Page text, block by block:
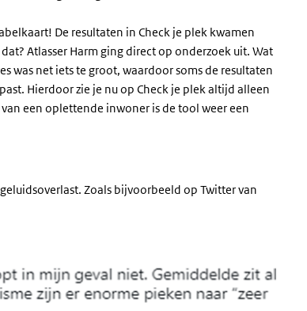
De resultaten in Check je plek kwamen
Atlasser Harm ging direct op onderzoek uit. Wat
was net iets te groot, waardoor soms de resultaten
Hierdoor zie je nu op Check je plek altijd alleen
een oplettende inwoner is de tool weer een
Zoals bijvoorbeeld op Twitter van